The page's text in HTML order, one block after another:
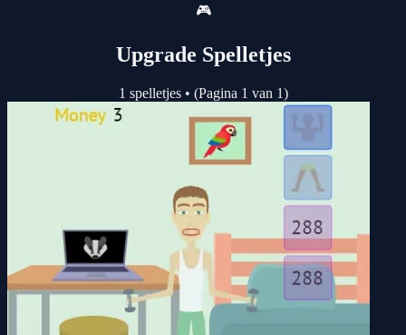
🎮
Upgrade Spelletjes
1 spelletjes • (Pagina 1 van 1)